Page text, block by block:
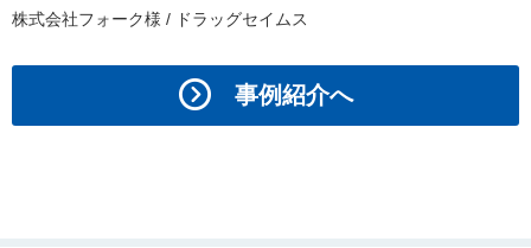
株式会社フォーク様 / ドラッグセイムス
事例紹介へ